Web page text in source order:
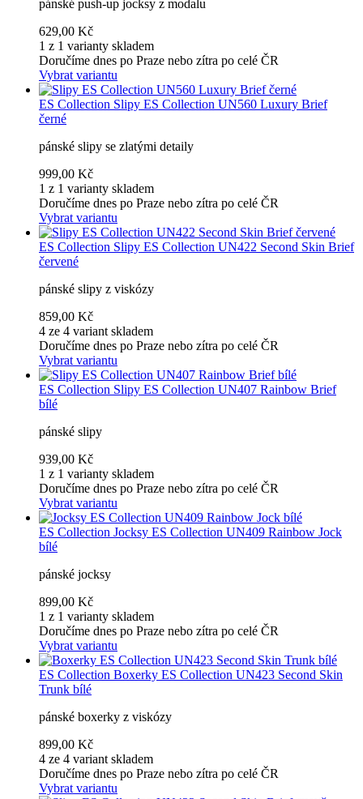
pánské push-up jocksy z modalu
629,00 Kč
1 z 1 varianty skladem
Doručíme dnes po Praze nebo zítra po celé ČR
Vybrat variantu
ES Collection Slipy ES Collection UN560 Luxury Brief
černé
pánské slipy se zlatými detaily
999,00 Kč
1 z 1 varianty skladem
Doručíme dnes po Praze nebo zítra po celé ČR
Vybrat variantu
ES Collection Slipy ES Collection UN422 Second Skin Brief
červené
pánské slipy z viskózy
859,00 Kč
4 ze 4 variant skladem
Doručíme dnes po Praze nebo zítra po celé ČR
Vybrat variantu
ES Collection Slipy ES Collection UN407 Rainbow Brief
bílé
pánské slipy
939,00 Kč
1 z 1 varianty skladem
Doručíme dnes po Praze nebo zítra po celé ČR
Vybrat variantu
ES Collection Jocksy ES Collection UN409 Rainbow Jock
bílé
pánské jocksy
899,00 Kč
1 z 1 varianty skladem
Doručíme dnes po Praze nebo zítra po celé ČR
Vybrat variantu
ES Collection Boxerky ES Collection UN423 Second Skin
Trunk bílé
pánské boxerky z viskózy
899,00 Kč
4 ze 4 variant skladem
Doručíme dnes po Praze nebo zítra po celé ČR
Vybrat variantu